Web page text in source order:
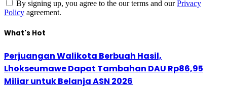
By signing up, you agree to the our terms and ourPrivacy
Policy agreement.
What's Hot
Perjuangan Walikota Berbuah Hasil,
Lhokseumawe Dapat Tambahan DAU Rp86,95
Miliar untuk Belanja ASN 2026